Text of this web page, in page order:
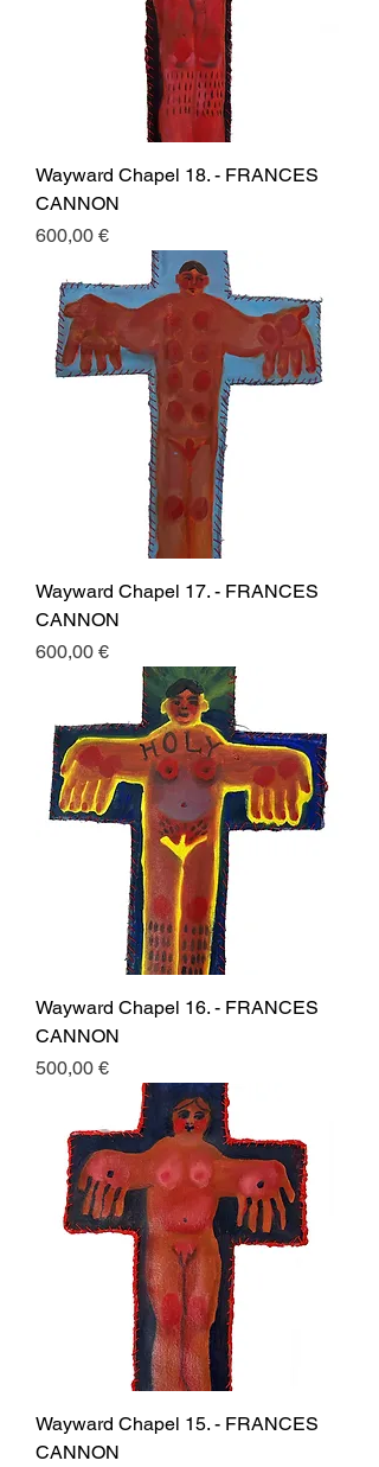
Wayward Chapel 18. - FRANCES
CANNON
Prezzo
600,00 €
Wayward Chapel 17. - FRANCES
CANNON
Prezzo
600,00 €
Wayward Chapel 16. - FRANCES
CANNON
Prezzo
500,00 €
Wayward Chapel 15. - FRANCES
CANNON